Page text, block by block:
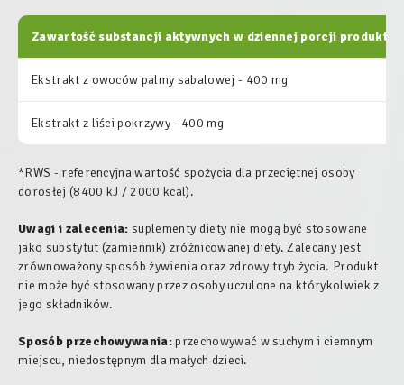
Zawartość substancji aktywnych w dziennej porcji produktu:
Ekstrakt z owoców palmy sabalowej - 400 mg
Ekstrakt z liści pokrzywy - 400 mg
*RWS - referencyjna wartość spożycia dla przeciętnej osoby
dorosłej (8400 kJ / 2000 kcal).
Uwagi i zalecenia: suplementy diety nie mogą być stosowane
jako substytut (zamiennik) zróżnicowanej diety. Zalecany jest
zrównoważony sposób żywienia oraz zdrowy tryb życia. Produkt
nie może być stosowany przez osoby uczulone na którykolwiek z
jego składników.
Sposób przechowywania:przechowywać w suchym i ciemnym
miejscu, niedostępnym dla małych dzieci.